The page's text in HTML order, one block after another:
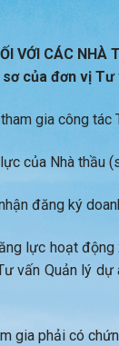
VỚI CÁC NHÀ
của đơn vị Tư
gia công tác
của Nhà thầu
đăng ký
lực hoạt
vấn Quản lý dự
gia phải có